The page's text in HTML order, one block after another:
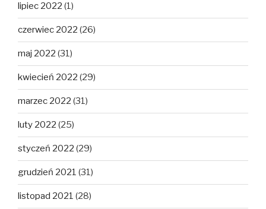
lipiec 2022 (1)
czerwiec 2022 (26)
maj 2022 (31)
kwiecień 2022 (29)
marzec 2022 (31)
luty 2022 (25)
styczeń 2022 (29)
grudzień 2021 (31)
listopad 2021 (28)